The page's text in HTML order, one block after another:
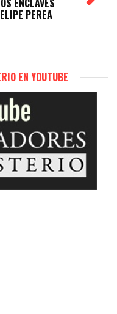
PEREA
EN YOUTUBE